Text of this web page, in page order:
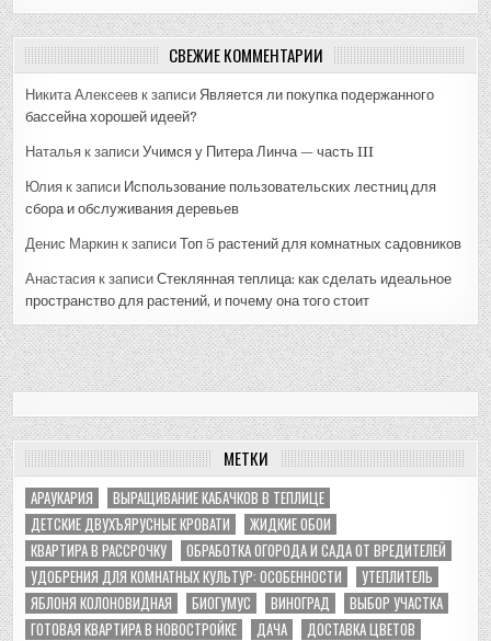
СВЕЖИЕ КОММЕНТАРИИ
Никита Алексеев к записи Является ли покупка подержанного
бассейна хорошей идеей?
Наталья к записиУчимся у Питера Линча — часть III
Юлия к записи Использование пользовательских лестниц для
сбора и обслуживания деревьев
Денис Маркин к записиТоп 5 растений для комнатных садовников
Анастасия к записиСтеклянная теплица: как сделать идеальное
пространство для растений, и почему она того стоит
МЕТКИ
АРАУКАРИЯ
ВЫРАЩИВАНИЕ КАБАЧКОВ В ТЕПЛИЦЕ
ДЕТСКИЕ ДВУХЪЯРУСНЫЕ КРОВАТИ
ЖИДКИЕ ОБОИ
КВАРТИРА В РАССРОЧКУ
ОБРАБОТКА ОГОРОДА И САДА ОТ ВРЕДИТЕЛЕЙ
УДОБРЕНИЯ ДЛЯ КОМНАТНЫХ КУЛЬТУР: ОСОБЕННОСТИ
УТЕПЛИТЕЛЬ
ЯБЛОНЯ КОЛОНОВИДНАЯ
БИОГУМУС ВИНОГРАД
ВЫБОР УЧАСТКА
ГОТОВАЯ КВАРТИРА В НОВОСТРОЙКЕ
ДАЧА
ДОСТАВКА ЦВЕТОВ